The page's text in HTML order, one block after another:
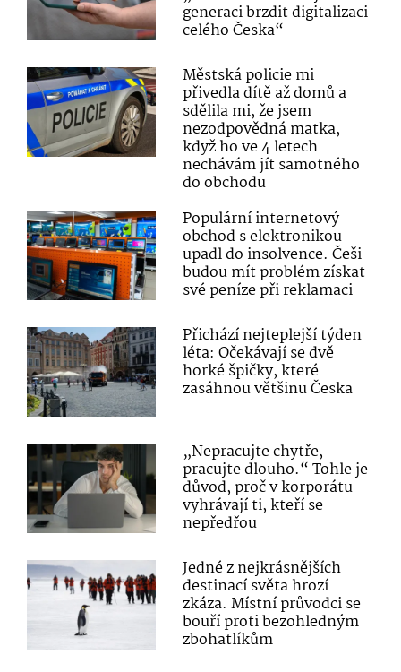
generaci brzdit digitalizaci
celého Česka“
Městská policie mi
přivedla dítě až domů a
sdělila mi, že jsem
nezodpovědná matka,
když ho ve 4 letech
nechávám jít samotného
do obchodu
Populární internetový
obchod s elektronikou
upadl do insolvence. Češi
budou mít problém získat
své peníze při reklamaci
Přichází nejteplejší týden
léta: Očekávají se dvě
horké špičky, které
zasáhnou většinu Česka
„Nepracujte chytře,
pracujte dlouho.“ Tohle je
důvod, proč v korporátu
vyhrávají ti, kteří se
nepředřou
Jedné z nejkrásnějších
destinací světa hrozí
zkáza. Místní průvodci se
bouří proti bezohledným
zbohatlíkům